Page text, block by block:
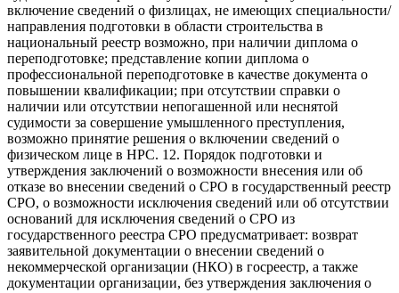
включение сведений о физлицах, не имеющих специальности/
направления подготовки в области строительства в
национальный реестр возможно, при наличии диплома о
переподготовке; представление копии диплома о
профессиональной переподготовке в качестве документа о
повышении квалификации; при отсутствии справки о
наличии или отсутствии непогашенной или неснятой
судимости за совершение умышленного преступления,
возможно принятие решения о включении сведений о
физическом лице в НРС. 12. Порядок подготовки и
утверждения заключений о возможности внесения или об
отказе во внесении сведений о СРО в государственный реестр
СРО, о возможности исключения сведений или об отсутствии
оснований для исключения сведений о СРО из
государственного реестра СРО предусматривает: возврат
заявительной документации о внесении сведений о
некоммерческой организации (НКО) в госреестр, а также
документации организации, без утверждения заключения о